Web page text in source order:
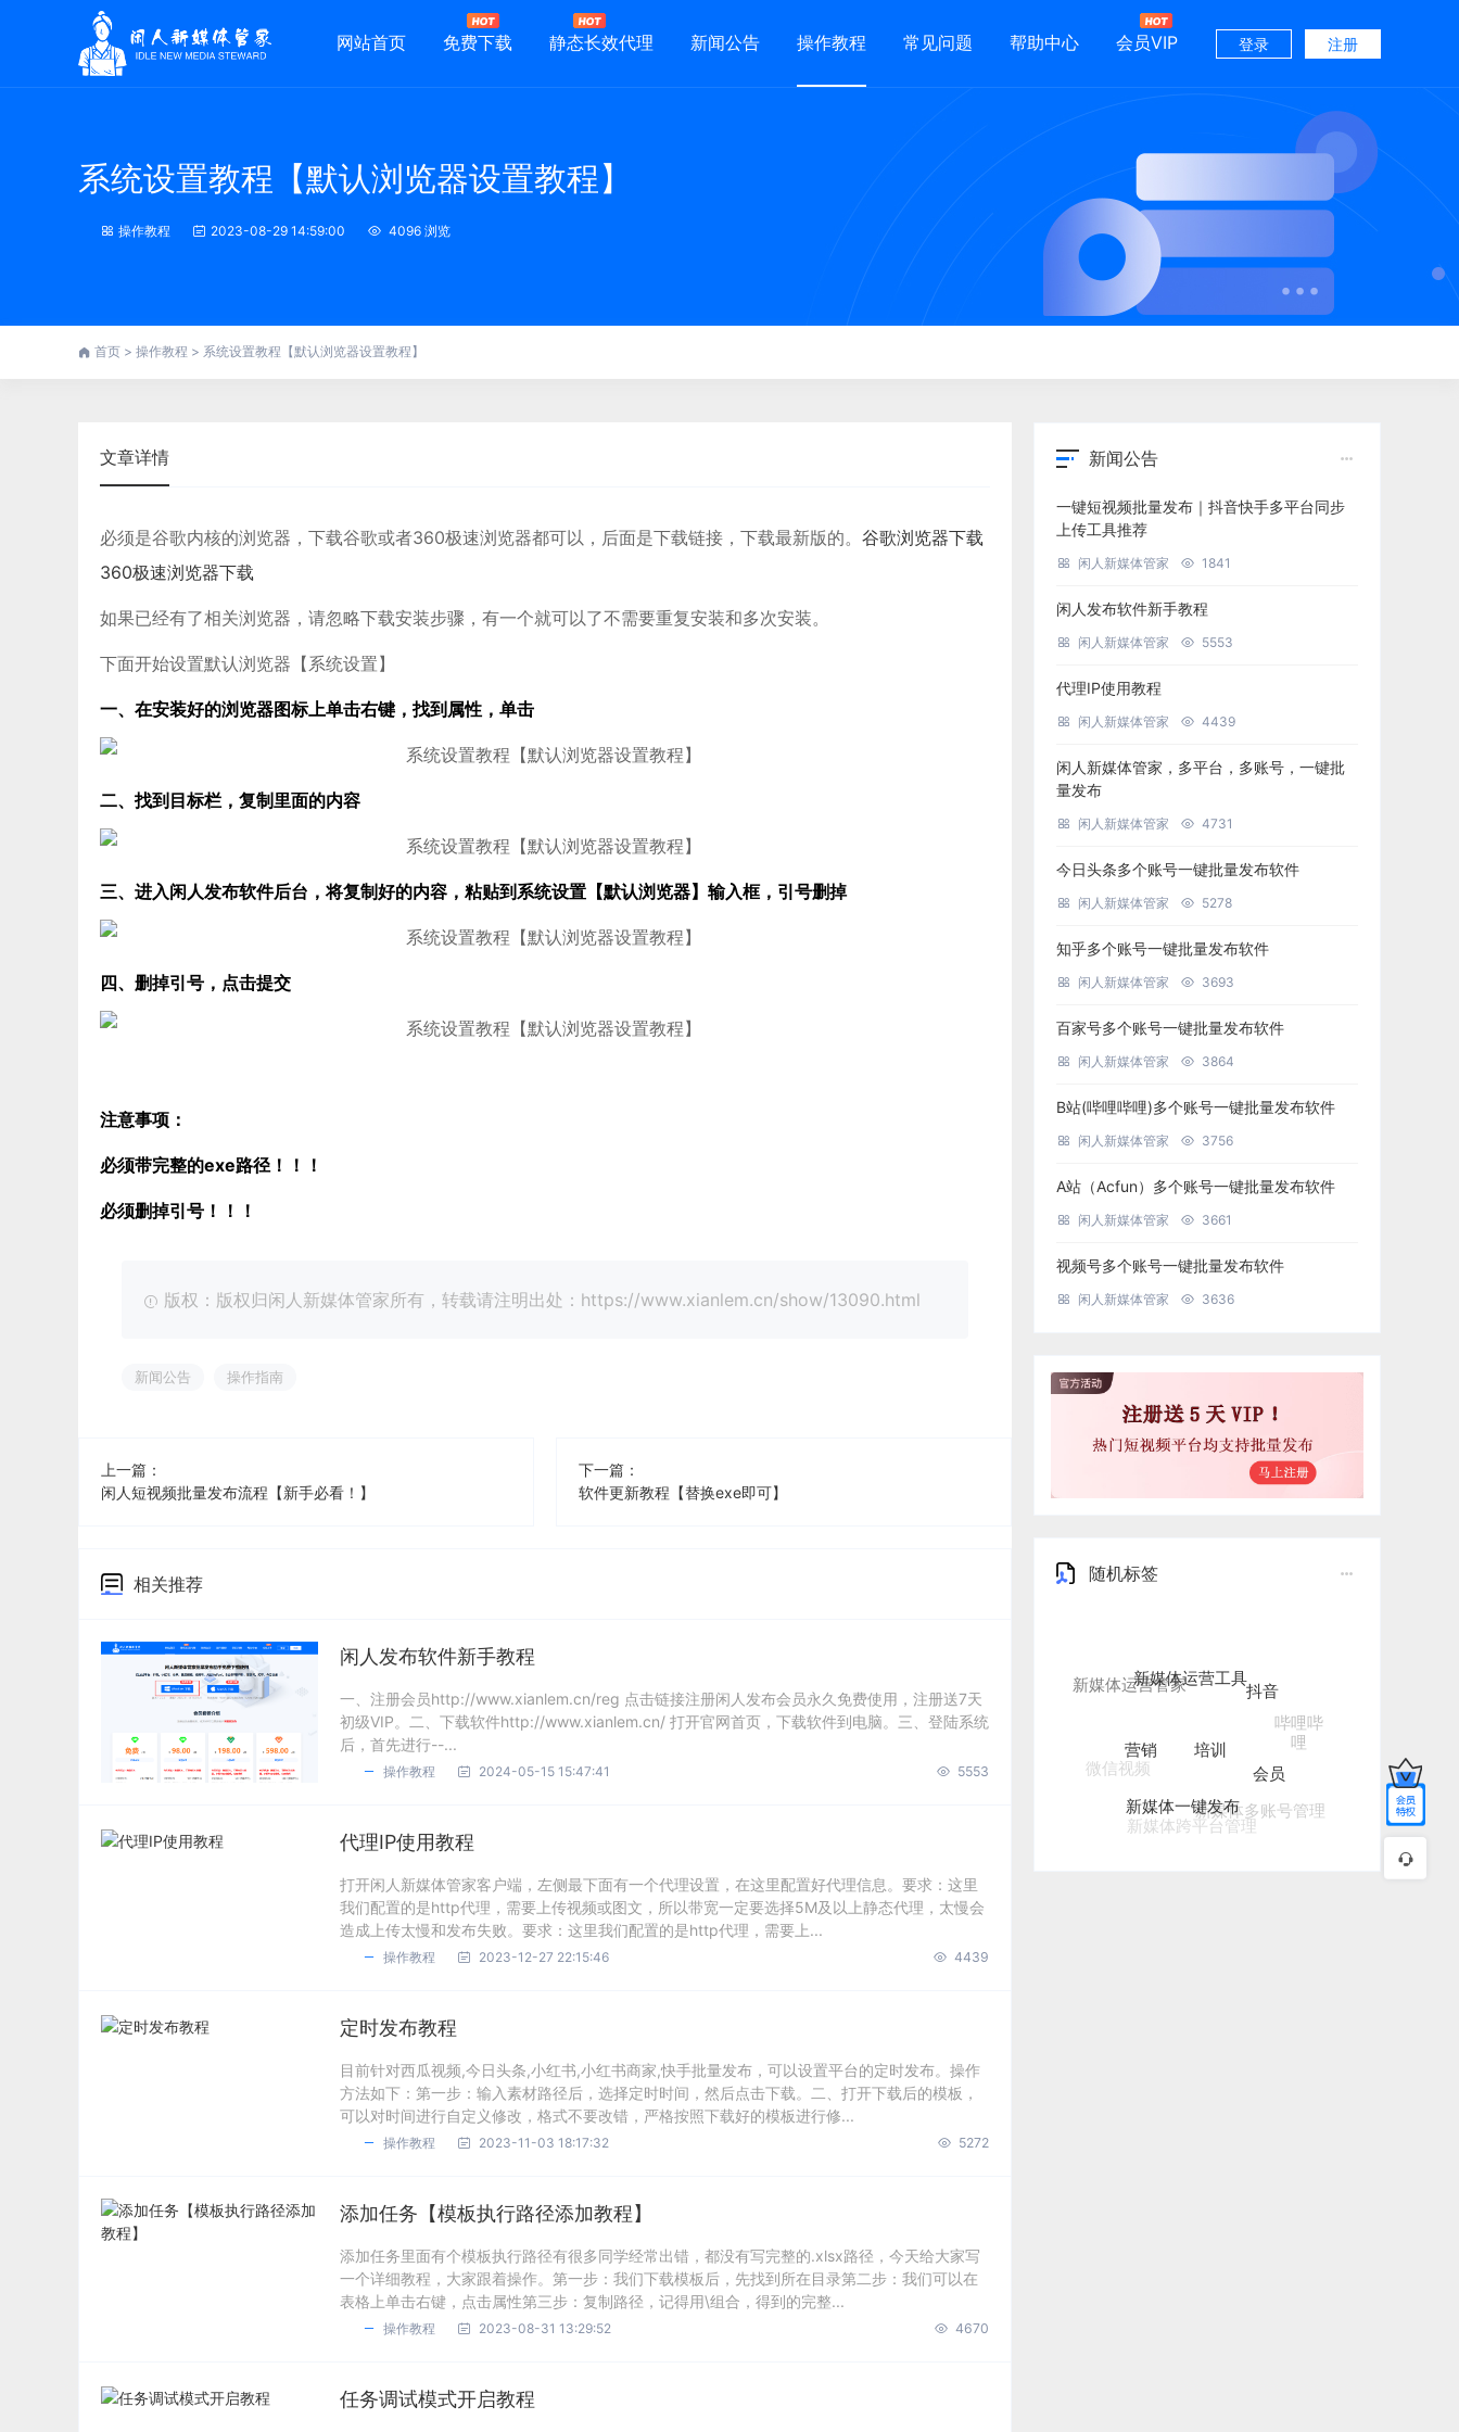
网站首页 免费下载 静态长效代理 新闻公告 操作教程 常见问题 帮助中心 会员VIP 登录 注册
系统设置教程【默认浏览器设置教程】
操作教程 2023-08-29 14:59:00 4096 浏览
首页 > 操作教程 > 系统设置教程【默认浏览器设置教程】
文章详情
必须是谷歌内核的浏览器，下载谷歌或者360极速浏览器都可以，后面是下载链接，下载最新版的。 谷歌浏览器下载
360极速浏览器下载
如果已经有了相关浏览器，请忽略下载安装步骤，有一个就可以了不需要重复安装和多次安装。
下面开始设置默认浏览器【系统设置】
一、在安装好的浏览器图标上单击右键，找到属性，单击
二、找到目标栏，复制里面的内容
三、进入闲人发布软件后台，将复制好的内容，粘贴到系统设置【默认浏览器】输入框，引号删掉
四、删掉引号，点击提交
注意事项：
必须带完整的exe路径！！！
必须删掉引号！！！
版权：版权归闲人新媒体管家所有，转载请注明出处：https://www.xianlem.cn/show/13090.html
新闻公告 操作指南
上一篇：
闲人短视频批量发布流程【新手必看！】
下一篇：
软件更新教程【替换exe即可】
相关推荐
闲人发布软件新手教程
一、注册会员http://www.xianlem.cn/reg 点击链接注册闲人发布会员永久免费使用，注册送7天
初级VIP。二、下载软件http://www.xianlem.cn/ 打开官网首页，下载软件到电脑。三、登陆系统
后，首先进行--...
操作教程 2024-05-15 15:47:41 5553
代理IP使用教程
打开闲人新媒体管家客户端，左侧最下面有一个代理设置，在这里配置好代理信息。要求：这里
我们配置的是http代理，需要上传视频或图文，所以带宽一定要选择5M及以上静态代理，太慢会
造成上传太慢和发布失败。要求：这里我们配置的是http代理，需要上...
操作教程 2023-12-27 22:15:46 4439
定时发布教程
目前针对西瓜视频,今日头条,小红书,小红书商家,快手批量发布，可以设置平台的定时发布。操作
方法如下：第一步：输入素材路径后，选择定时时间，然后点击下载。二、打开下载后的模板，
可以对时间进行自定义修改，格式不要改错，严格按照下载好的模板进行修...
操作教程 2023-11-03 18:17:32 5272
添加任务【模板执行路径添加教程】
添加任务里面有个模板执行路径有很多同学经常出错，都没有写完整的.xlsx路径，今天给大家写
一个详细教程，大家跟着操作。第一步：我们下载模板后，先找到所在目录第二步：我们可以在
表格上单击右键，点击属性第三步：复制路径，记得用\组合，得到的完整...
操作教程 2023-08-31 13:29:52 4670
任务调试模式开启教程
新闻公告
一键短视频批量发布｜抖音快手多平台同步
上传工具推荐
闲人新媒体管家 1841
闲人发布软件新手教程
闲人新媒体管家 5553
代理IP使用教程
闲人新媒体管家 4439
闲人新媒体管家，多平台，多账号，一键批
量发布
闲人新媒体管家 4731
今日头条多个账号一键批量发布软件
闲人新媒体管家 5278
知乎多个账号一键批量发布软件
闲人新媒体管家 3693
百家号多个账号一键批量发布软件
闲人新媒体管家 3864
B站(哔哩哔哩)多个账号一键批量发布软件
闲人新媒体管家 3756
A站（Acfun）多个账号一键批量发布软件
闲人新媒体管家 3661
视频号多个账号一键批量发布软件
闲人新媒体管家 3636
随机标签
新媒体运营管家
哔哩哔
哩
微信视频
新媒体多账号管理
新媒体跨平台管理